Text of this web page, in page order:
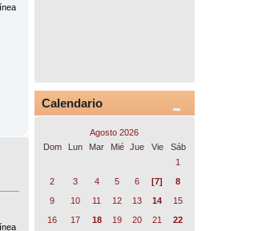
Calendario
Agosto 2026
Dom
Lun Mar Mié Jue Vie
Sáb
1
2
3 4 5 6 [7]
8
9
10 11 12 13 14
15
16
17 18 19 20 21
22